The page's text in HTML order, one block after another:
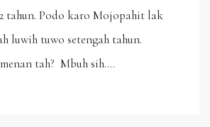
tahun. Podo karo Mojopahit lak
luwih tuwo setengah tahun.
tah? Mbuh sih.…